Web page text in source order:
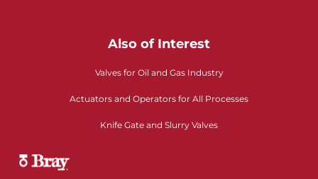
Also of Interest
Valves for Oil and Gas Industry
Actuators and Operators for All Processes
Knife Gate and Slurry Valves